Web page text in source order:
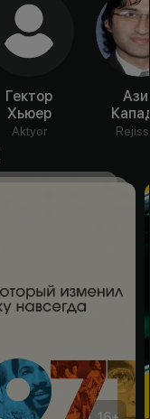
Гектор
Хьюер
Aktyor